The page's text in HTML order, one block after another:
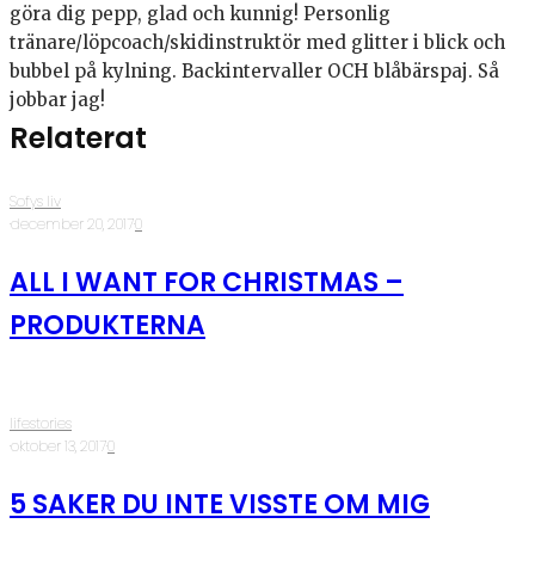
göra dig pepp, glad och kunnig! Personlig
tränare/löpcoach/skidinstruktör med glitter i blick och
bubbel på kylning. Backintervaller OCH blåbärspaj. Så
jobbar jag!
Relaterat
Sofys liv
·december 20, 2017·0
ALL I WANT FOR CHRISTMAS –
PRODUKTERNA
lifestories
·oktober 13, 2017·0
5 SAKER DU INTE VISSTE OM MIG